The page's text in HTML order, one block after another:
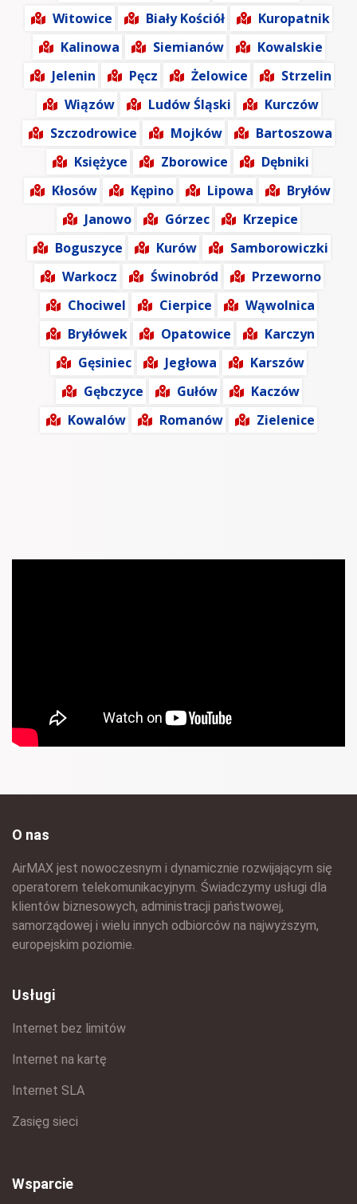
Witowice
Biały Kościół
Kuropatnik
Kalinowa
Siemianów
Kowalskie
Jelenin
Pęcz Żelowice
Strzelin
Wiązów
Ludów Śląski
Kurczów
Szczodrowice
Mojków
Bartoszowa
Księżyce
Zborowice
Dębniki
Kłosów
Kępino Lipowa
Bryłów
Janowo
Górzec
Krzepice
Boguszyce
Kurów
Samborowiczki
Warkocz
Świnobród
Przeworno
Chociwel
Cierpice
Wąwolnica
Bryłówek
Opatowice
Karczyn
Gęsiniec
Jegłowa
Karszów
Gębczyce
Gułów
Kaczów
Kowalów
Romanów Zielenice
O nas
AirMAX jest nowoczesnym i dynamicznie rozwijającym się
operatorem telekomunikacyjnym. Świadczymy usługi dla
klientów biznesowych, administracji państwowej,
samorządowej i wielu innych odbiorców na najwyższym,
europejskim poziomie.
Usługi
Internet bez limitów
Internet na kartę
Internet SLA
Zasięg sieci
Wsparcie